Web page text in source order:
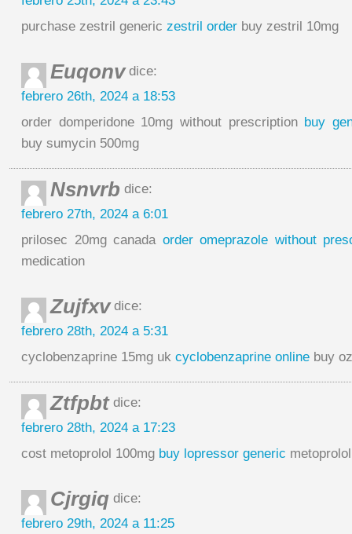
purchase zestril generic zestril order buy zestril 10mg
Euqonvdice:
febrero 26th, 2024 a 18:53
order domperidone 10mg without prescription buy
buy sumycin 500mg
Nsnvrb dice:
febrero 27th, 2024 a 6:01
prilosec 20mg canada order omeprazole without
medication
Zujfxvdice:
febrero 28th, 2024 a 5:31
cyclobenzaprine 15mg uk cyclobenzaprine online buy
Ztfpbtdice:
febrero 28th, 2024 a 17:23
cost metoprolol 100mg buy lopressor generic
Cjrgiq dice:
febrero 29th, 2024 a 11:25